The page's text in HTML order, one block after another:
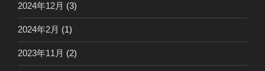
2024年12月 (3)
2024年2月 (1)
2023年11月 (2)